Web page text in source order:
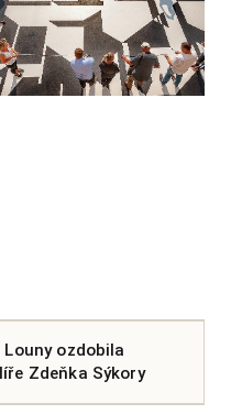
ozdobila
Zdeňka Sýkory